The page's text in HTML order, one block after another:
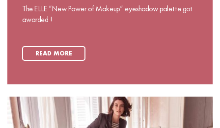
The ELLE “New Power of Makeup” eyeshadow palette got
awarded !
READ MORE